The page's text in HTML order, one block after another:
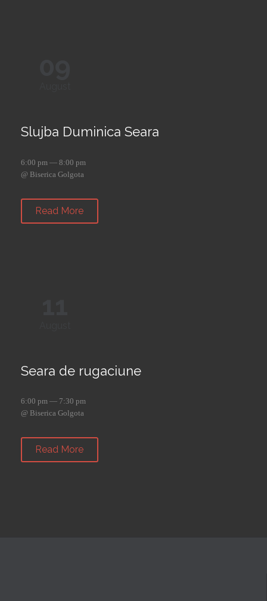
Slujba Duminica Seara
6:00 pm — 8:00 pm
@ Biserica Golgota
Read More
Seara de rugaciune
6:00 pm — 7:30 pm
@ Biserica Golgota
Read More